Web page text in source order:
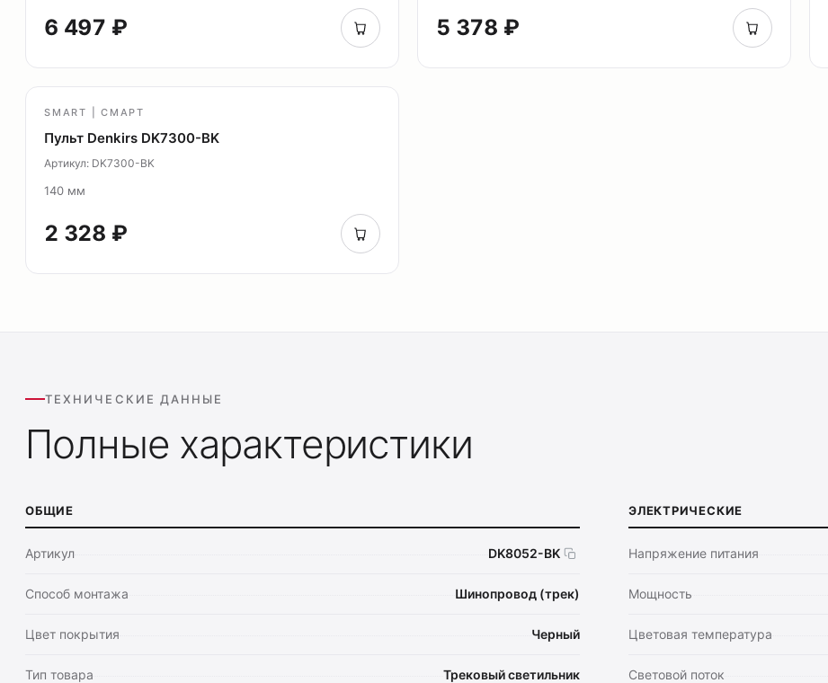
6 497 ₽ 5 378 ₽
SMART | СМАРТ
Пульт Denkirs DK7300-BK
Артикул: DK7300-BK
140 мм
2 328 ₽
ТЕХНИЧЕСКИЕ ДАННЫЕ
Полные характеристики
ОБЩИЕ
Артикул DK8052-BK
Способ монтажа Шинопровод (трек)
Цвет покрытия Черный
Тип товара Трековый светильник
ЭЛЕКТРИЧЕСКИЕ
Напряжение питания
Мощность
Цветовая температура
Световой поток